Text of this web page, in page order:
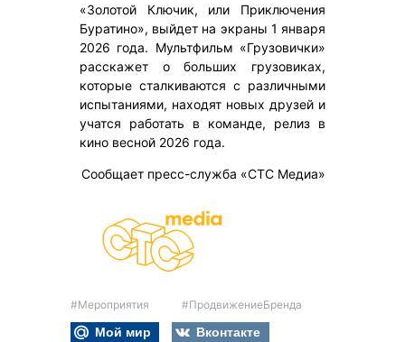
«Золотой Ключик, или Приключения
Буратино», выйдет на экраны 1 января
2026 года. Мультфильм «Грузовички»
расскажет о больших грузовиках,
которые сталкиваются с различными
испытаниями, находят новых друзей и
учатся работать в команде, релиз в
кино весной 2026 года.
Сообщает пресс-служба «СТС Медиа»
#Мероприятия #ПродвижениеБренда
Мой мир
Вконтакте